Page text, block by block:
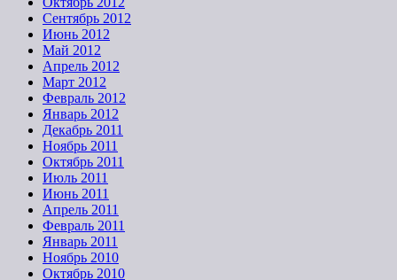
Сентябрь 2012
Июнь 2012
Май 2012
Апрель 2012
Март 2012
Февраль 2012
Январь 2012
Декабрь 2011
Ноябрь 2011
Октябрь 2011
Июль 2011
Июнь 2011
Апрель 2011
Февраль 2011
Январь 2011
Ноябрь 2010
Октябрь 2010